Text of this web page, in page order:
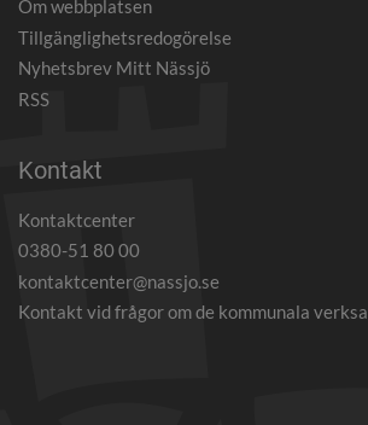
Om webbplatsen
Tillgänglighetsredogörelse
Nyhetsbrev Mitt Nässjö
RSS
Kontakt
Kontaktcenter
0380-51 80 00
kontaktcenter@nassjo.se
Kontakt vid frågor om de kommunala